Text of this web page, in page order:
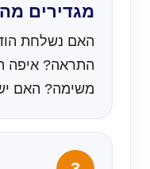
מגדירים
האם נשלחת
התראה? איפה
משימה? האם